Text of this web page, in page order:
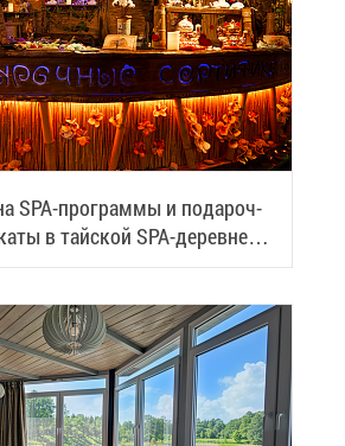
SPA-про­грам­мы и по­да­роч­
в тай­ской SPA-де­ревне